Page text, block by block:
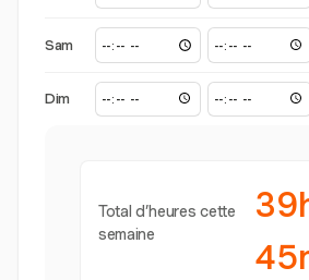
Sam
Dim
Total d’heures cette
semaine